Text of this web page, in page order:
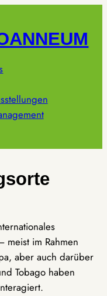
meist im Rahmen
aber auch darüber
Tobago haben